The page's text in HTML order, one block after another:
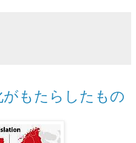
がもたらしたもの